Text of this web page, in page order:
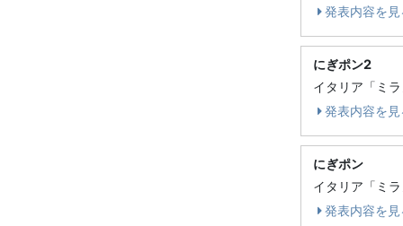
発表内容を見
にぎポン2
イタリア「ミ
発表内容を見
にぎポン
イタリア「ミ
発表内容を見